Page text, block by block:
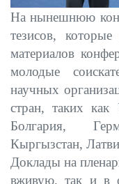
На нынешнюю
тезисов,
материалов
молодые
научных
стран, таких как
Болгария,
Кыргызстан,
Доклады на
вживую, так и в